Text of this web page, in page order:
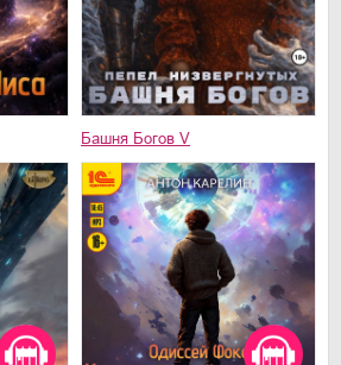
Башня Богов V